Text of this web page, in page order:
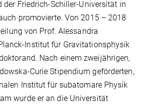
der Friedrich-Schiller-Universität in
promovierte. Von 2015 – 2018
von Prof. Alessandra
Institut für Gravitationsphysik
Nach einem zweijährigen,
Curie Stipendium geförderten,
Institut für subatomare Physik
wurde er an die Universität